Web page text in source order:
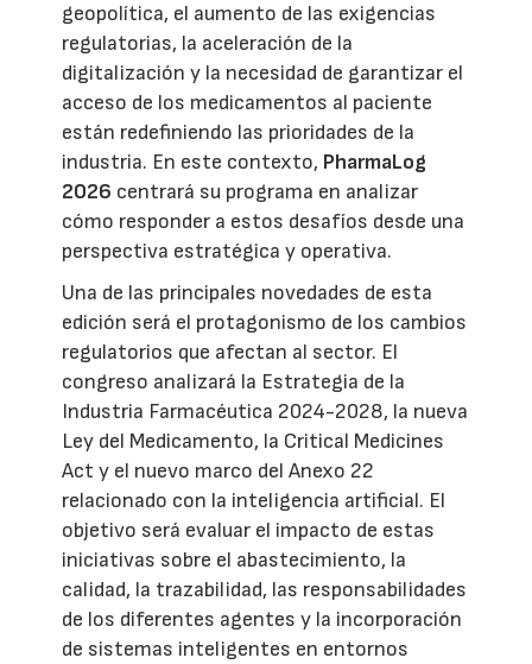
geopolítica, el aumento de las exigencias
regulatorias, la aceleración de la
digitalización y la necesidad de garantizar el
acceso de los medicamentos al paciente
están redefiniendo las prioridades de la
industria. En este contexto, PharmaLog
2026 centrará su programa en analizar
cómo responder a estos desafíos desde una
perspectiva estratégica y operativa.
Una de las principales novedades de esta
edición será el protagonismo de los cambios
regulatorios que afectan al sector. El
congreso analizará la Estrategia de la
Industria Farmacéutica 2024-2028, la nueva
Ley del Medicamento, la Critical Medicines
Act y el nuevo marco del Anexo 22
relacionado con la inteligencia artificial. El
objetivo será evaluar el impacto de estas
iniciativas sobre el abastecimiento, la
calidad, la trazabilidad, las responsabilidades
de los diferentes agentes y la incorporación
de sistemas inteligentes en entornos